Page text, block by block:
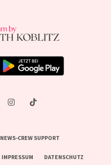
NEWS-CREW SUPPORT
IMPRESSUM DATENSCHUTZ